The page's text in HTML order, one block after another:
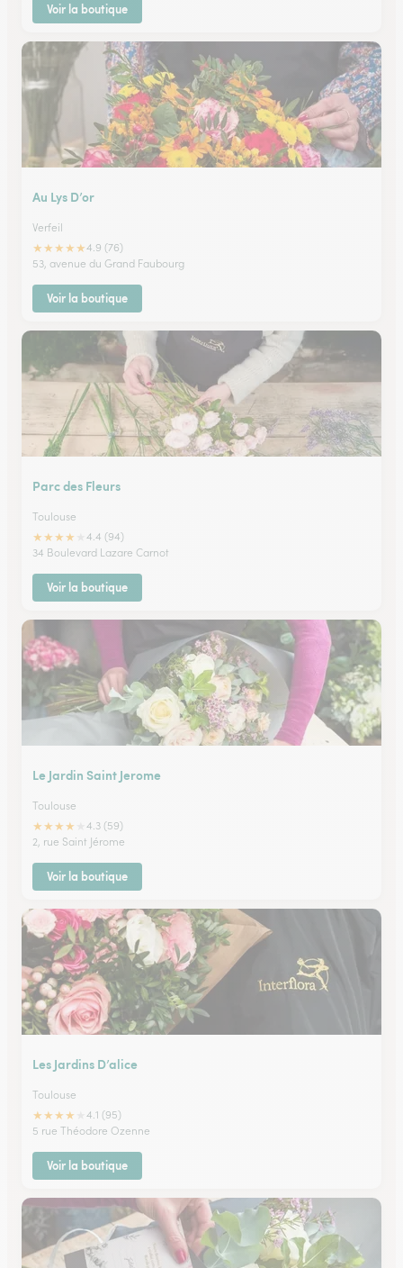
Voir la boutique
Au Lys D’or
Verfeil
★★★★★4.9 (76)
53, avenue du Grand Faubourg
Voir la boutique
Parc des Fleurs
Toulouse
★★★★
4.4 (94)
34 Boulevard Lazare Carnot
Voir la boutique
Le Jardin Saint Jerome
Toulouse
★★★★
4.3 (59)
2, rue Saint Jérome
Voir la boutique
Les Jardins D’alice
Toulouse
★★★★
4.1 (95)
5 rue Théodore Ozenne
Voir la boutique